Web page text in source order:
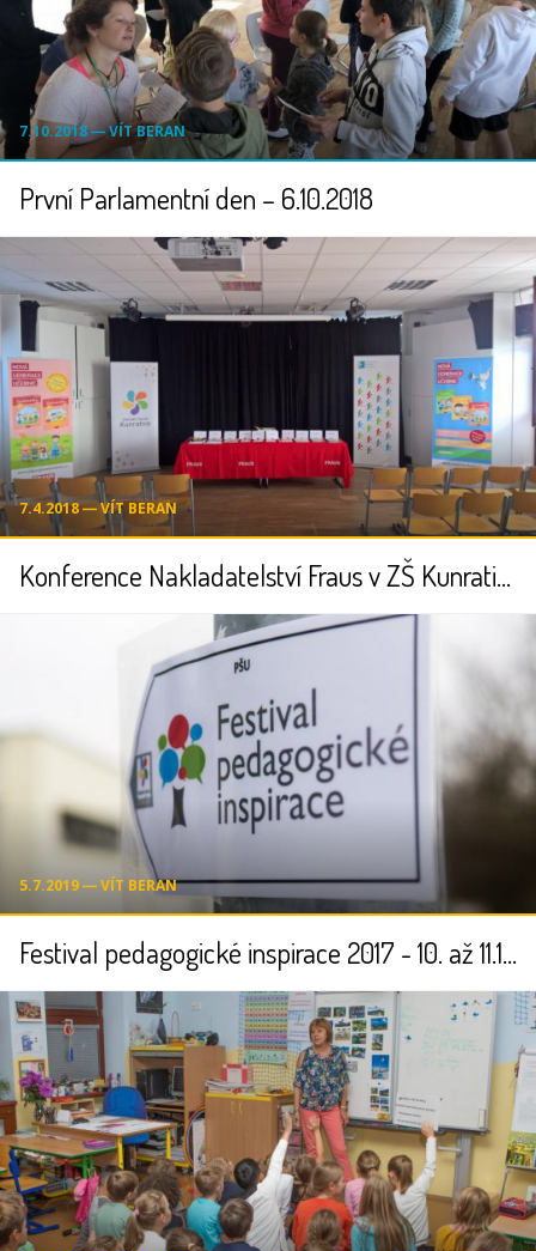
7.10.2018 ― VÍT BERAN
První Parlamentní den – 6.10.2018
7.4.2018 ― VÍT BERAN
Konference Nakladatelství Fraus v ZŠ Kunratice
5.7.2019 ― VÍT BERAN
Festival pedagogické inspirace 2017 - 10. až 11.11.2017